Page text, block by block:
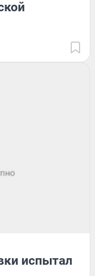
испытал